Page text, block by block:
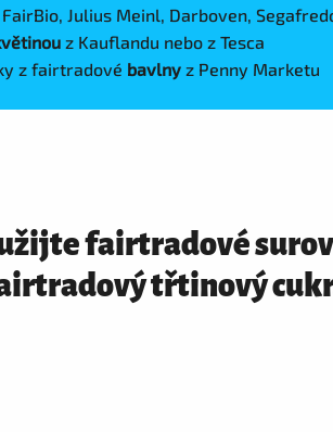
Julius Meinl, Darboven,
z Kauflandu nebo z Tesca
z fairtradové bavlny z Penny Marketu
fairtradové
třtinový